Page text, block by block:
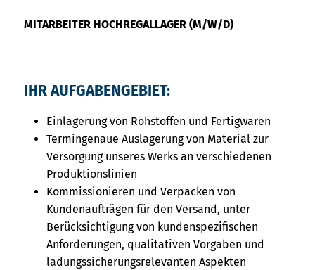
MITARBEITER HOCHREGALLAGER (M/W/D)
IHR AUFGABENGEBIET:
Einlagerung von Rohstoffen und Fertigwaren
Termingenaue Auslagerung von Material zur
Versorgung unseres Werks an verschiedenen
Produktionslinien
Kommissionieren und Verpacken von
Kundenaufträgen für den Versand, unter
Berücksichtigung von kundenspezifischen
Anforderungen, qualitativen Vorgaben und
ladungssicherungsrelevanten Aspekten